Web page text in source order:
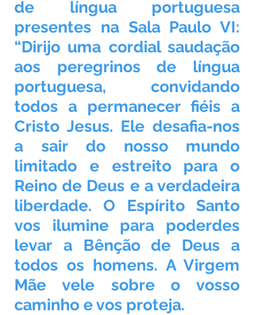
de língua portuguesa
presentes na Sala Paulo VI:
“Dirijo uma cordial saudação
aos peregrinos de língua
portuguesa, convidando
todos a permanecer fiéis a
Cristo Jesus. Ele desafia-nos
a sair do nosso mundo
limitado e estreito para o
Reino de Deus e a verdadeira
liberdade. O Espírito Santo
vos ilumine para poderdes
levar a Bênção de Deus a
todos os homens. A Virgem
Mãe vele sobre o vosso
caminho e vos proteja.